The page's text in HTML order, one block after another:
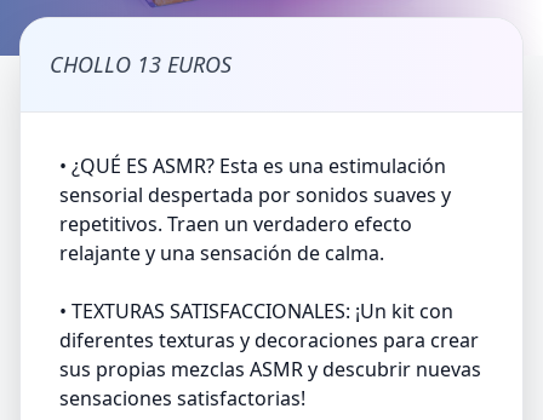
CHOLLO 13 EUROS
• ¿QUÉ ES ASMR? Esta es una estimulación
sensorial despertada por sonidos suaves y
repetitivos. Traen un verdadero efecto
relajante y una sensación de calma.
• TEXTURAS SATISFACCIONALES: ¡Un kit con
diferentes texturas y decoraciones para crear
sus propias mezclas ASMR y descubrir nuevas
sensaciones satisfactorias!